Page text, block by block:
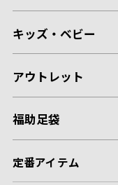
キッズ・ベビー
アウトレット
福助足袋
定番アイテム